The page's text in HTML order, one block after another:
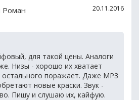
Роман 20.11.2016
для такой цены. Аналоги
Низы - хорошо их хватает
остального поражает. Даже MP3
новые краски. Звук -
Пишу и слушаю их, кайфую.